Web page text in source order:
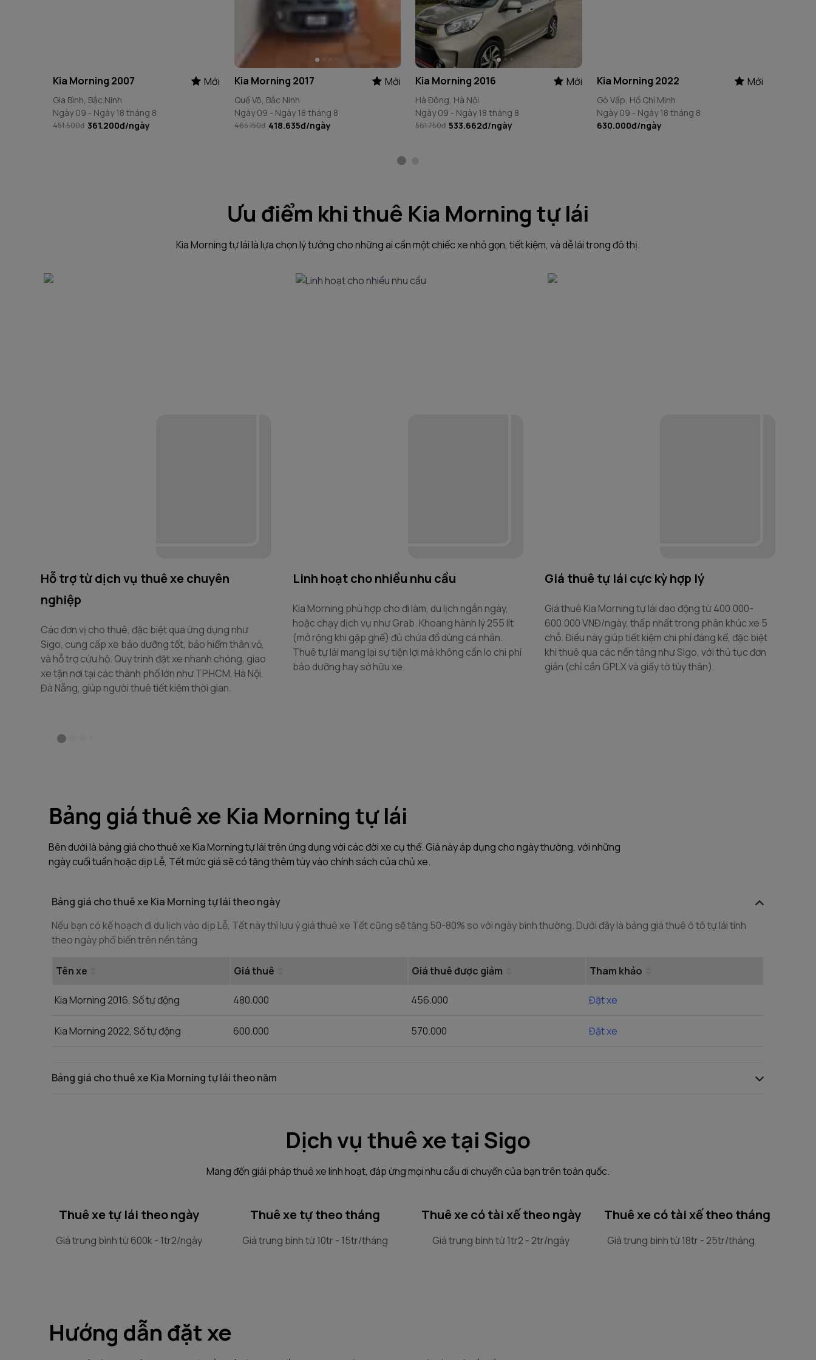
Kia Morning 2007 Mới
Gia Bình, Bắc Ninh
Ngày 09 - Ngày 18 tháng 8
451.500đ 361.200đ/ngày
Kia Morning 2017 Mới
Quế Võ, Bắc Ninh
Ngày 09 - Ngày 18 tháng 8
465.150đ 418.635đ/ngày
Kia Morning 2016 Mới
Hà Đông, Hà Nội
Ngày 09 - Ngày 18 tháng 8
561.750đ 533.662đ/ngày
Kia Morning 2022 Mới
Gò Vấp, Hồ Chí Minh
Ngày 09 - Ngày 18 tháng 8
630.000đ/ngày
Ưu điểm khi thuê Kia Morning tự lái
Kia Morning tự lái là lựa chọn lý tưởng cho những ai cần một chiếc xe nhỏ gọn, tiết kiệm, và dễ lái trong đô thị.
Hỗ trợ từ dịch vụ thuê xe chuyên
nghiệp
Các đơn vị cho thuê, đặc biệt qua ứng dụng như
Sigo, cung cấp xe bảo dưỡng tốt, bảo hiểm thân vỏ,
và hỗ trợ cứu hộ. Quy trình đặt xe nhanh chóng, giao
xe tận nơi tại các thành phố lớn như TP.HCM, Hà Nội,
Đà Nẵng, giúp người thuê tiết kiệm thời gian.
Linh hoạt cho nhiều nhu cầu
Kia Morning phù hợp cho đi làm, du lịch ngắn ngày,
hoặc chạy dịch vụ như Grab. Khoang hành lý 255 lít
(mở rộng khi gập ghế) đủ chứa đồ dùng cá nhân.
Thuê tự lái mang lại sự tiện lợi mà không cần lo chi phí
bảo dưỡng hay sở hữu xe.
Giá thuê tự lái cực kỳ hợp lý
Giá thuê Kia Morning tự lái dao động từ 400.000-
600.000 VNĐ/ngày, thấp nhất trong phân khúc xe 5
chỗ. Điều này giúp tiết kiệm chi phí đáng kể, đặc biệt
khi thuê qua các nền tảng như Sigo, với thủ tục đơn
giản (chỉ cần GPLX và giấy tờ tùy thân).
Bảng giá thuê xe Kia Morning tự lái
Bên dưới là bảng giá cho thuê xe Kia Morning tự lái trên ứng dụng với các đời xe cụ thể. Giá này áp dụng cho ngày thường, với những
ngày cuối tuần hoặc dịp Lễ, Tết mức giá sẽ có tăng thêm tùy vào chính sách của chủ xe.
Bảng giá cho thuê xe Kia Morning tự lái theo ngày
Nếu bạn có kế hoạch đi du lịch vào dịp Lễ, Tết này thì lưu ý giá thuê xe Tết cũng sẽ tăng 50-80% so với ngày bình thường. Dưới đây là bảng giá thuê ô tô tự lái tính
theo ngày phổ biến trên nền tảng
Tên xe Giá thuê Giá thuê được giảm Tham khảo
Kia Morning 2016, Số tự động 480.000 456.000 Đặt xe
Kia Morning 2022, Số tự động 600.000 570.000 Đặt xe
Bảng giá cho thuê xe Kia Morning tự lái theo năm
Dịch vụ thuê xe tại Sigo
Mang đến giải pháp thuê xe linh hoạt, đáp ứng mọi nhu cầu di chuyển của bạn trên toàn quốc.
Thuê xe tự lái theo ngày
Giá trung bình từ 600k - 1tr2/ngày
Thuê xe tự theo tháng
Giá trung bình từ 10tr - 15tr/tháng
Thuê xe có tài xế theo ngày
Giá trung bình từ 1tr2 - 2tr/ngày
Thuê xe có tài xế theo tháng
Giá trung bình từ 18tr - 25tr/tháng
Hướng dẫn đặt xe